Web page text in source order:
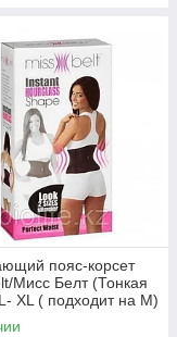
пояс-корсет
Мисс Белт (Тонкая
XL ( подходит на М)